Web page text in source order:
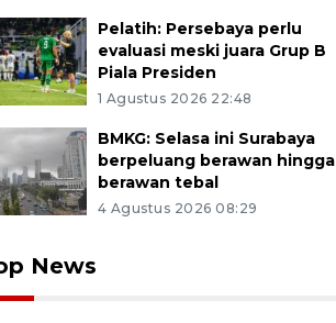
Pelatih: Persebaya perlu
evaluasi meski juara Grup B
Piala Presiden
1 Agustus 2026 22:48
BMKG: Selasa ini Surabaya
berpeluang berawan hingga
berawan tebal
4 Agustus 2026 08:29
News